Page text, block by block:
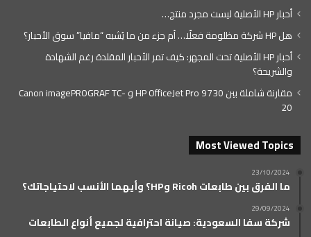
أحبار HP الأصلية ليست مجرد منتج…
هل HP شركة مظلومة فعلًا… أم جزء من ما يُشبه “مافيا” سوق الأحبار؟
أحبار HP الأصلية تحت المجهر: كيف تمر الأحبار المقلدة رغم الشهادة
والشريحة؟
مقارنة شاملة بين HP OfficeJet Pro 9730 و Canon imagePROGRAF TC-
20
Most Viewed Topics
23/10/2024
ما الفرق بين طابعات Ricoh وHP؟ وأيهما الأنسب لاحتياجاتك؟
29/09/2024
شركة سفا السعودية: صيانة احترافية لجميع أنواع الطابعات